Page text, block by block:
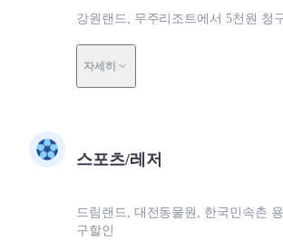
강원랜드, 무주리조트에서 5천원 청
자세히
스포츠/레저
드림랜드, 대전동물원, 한국민속촌
구할인